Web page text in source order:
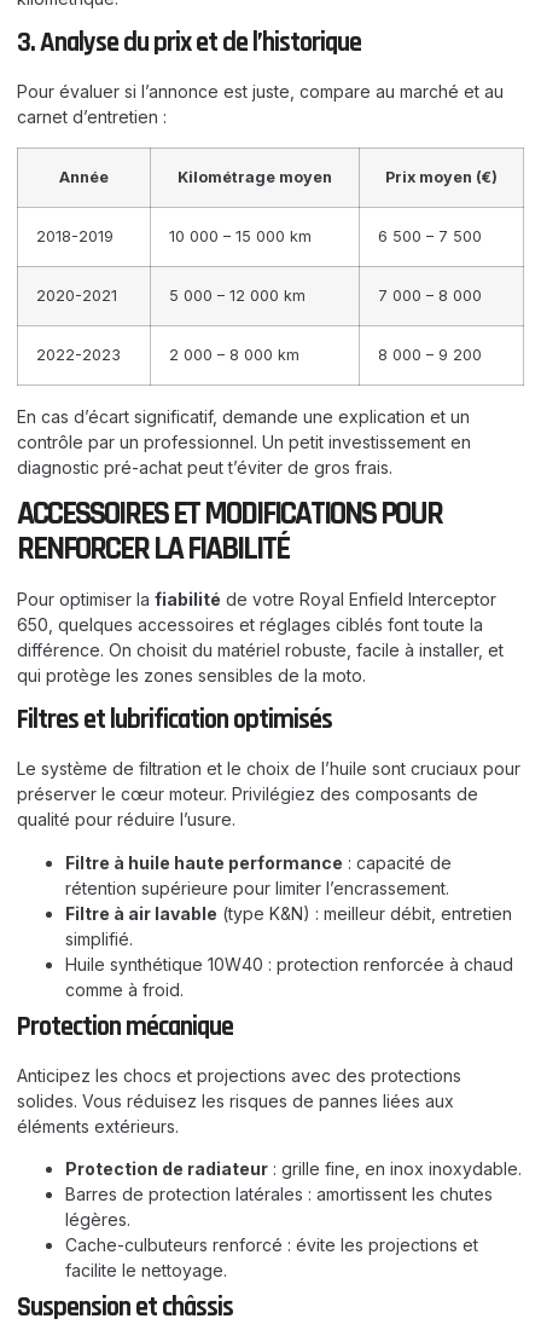
3. Analyse du prix et de l’historique
Pour évaluer si l’annonce est juste, compare au marché et au
carnet d’entretien :
Année Kilométrage moyen Prix moyen (€)
2018-2019 10 000 – 15 000 km 6 500 – 7 500
2020-2021 5 000 – 12 000 km 7 000 – 8 000
2022-2023 2 000 – 8 000 km 8 000 – 9 200
En cas d’écart significatif, demande une explication et un
contrôle par un professionnel. Un petit investissement en
diagnostic pré-achat peut t’éviter de gros frais.
ACCESSOIRES ET MODIFICATIONS POUR
RENFORCER LA FIABILITÉ
Pour optimiser la fiabilité de votre Royal Enfield Interceptor
650, quelques accessoires et réglages ciblés font toute la
différence. On choisit du matériel robuste, facile à installer, et
qui protège les zones sensibles de la moto.
Filtres et lubrification optimisés
Le système de filtration et le choix de l’huile sont cruciaux pour
préserver le cœur moteur. Privilégiez des composants de
qualité pour réduire l’usure.
Filtre à huile haute performance : capacité de
rétention supérieure pour limiter l’encrassement.
Filtre à air lavable (type K&N) : meilleur débit, entretien
simplifié.
Huile synthétique 10W40 : protection renforcée à chaud
comme à froid.
Protection mécanique
Anticipez les chocs et projections avec des protections
solides. Vous réduisez les risques de pannes liées aux
éléments extérieurs.
Protection de radiateur : grille fine, en inox inoxydable.
Barres de protection latérales : amortissent les chutes
légères.
Cache-culbuteurs renforcé : évite les projections et
facilite le nettoyage.
Suspension et châssis